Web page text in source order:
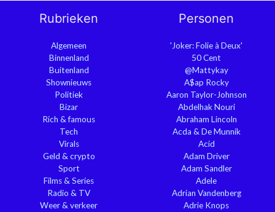
Rubrieken
Algemeen
Binnenland
Buitenland
Shownieuws
Politiek
Bizar
Rich & famous
Tech
Virals
Geld & crypto
Sport
Films & Series
Radio & TV
Weer & verkeer
Personen
'Joker: Folie à Deux'
50 Cent
@Mattykay
A$ap Rocky
Aaron Taylor-Johnson
Abdelhak Nouri
Abraham Lincoln
Acda & De Munnik
Acid
Adam Driver
Adam Sandler
Adele
Adrian Vandenberg
Adrie Knops